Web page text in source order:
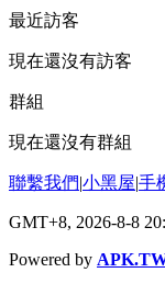
最近訪客
現在還沒有訪客
群組
現在還沒有群組
聯繫我們|小黑屋|手
GMT+8, 2026-8-8
Powered by